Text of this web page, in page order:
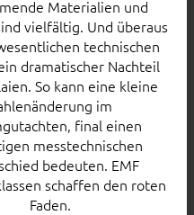
Materialien und
vielfältig. Und überaus
technischen
dramatischer Nachteil
So kann eine kleine
im
final einen
messtechnischen
bedeuten. EMF
schaffen den roten
Faden.